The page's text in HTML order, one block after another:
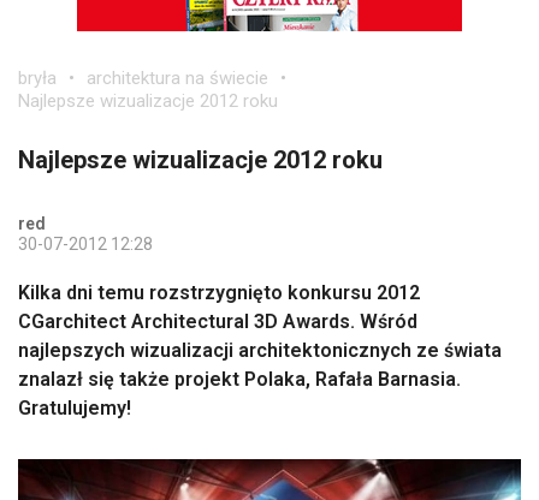
bryła
architektura na świecie
Najlepsze wizualizacje 2012 roku
Najlepsze wizualizacje 2012 roku
red
30-07-2012 12:28
Kilka dni temu rozstrzygnięto konkursu 2012
CGarchitect Architectural 3D Awards. Wśród
najlepszych wizualizacji architektonicznych ze świata
znalazł się także projekt Polaka, Rafała Barnasia.
Gratulujemy!